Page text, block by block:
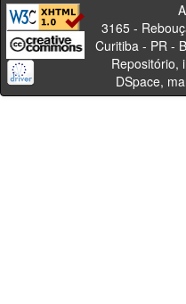
Av. Sete
3165 -
Curitiba
Repositório,
DSpace,